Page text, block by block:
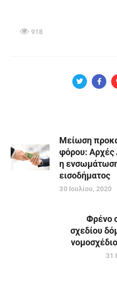
918
Μείωση
φόρου: Αρχές
η
εισοδήματος
30 Ιουλίου, 2020
Φρένο
σχεδίου
31